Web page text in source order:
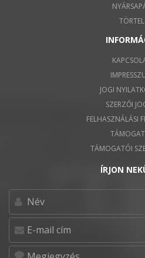
TÖRTEL
JOGI
SZERZŐI
FELHASZNÁLÁSI
TÁMOGATÓI
ÍRJON